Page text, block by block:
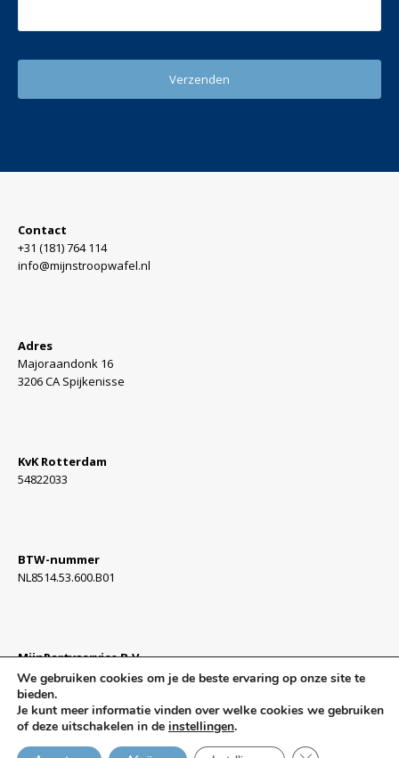
Contact
+31 (181) 764 114
info@mijnstroopwafel.nl
Adres
Majoraandonk 16
3206 CA Spijkenisse
KvK Rotterdam
54822033
BTW-nummer
NL8514.53.600.B01
MijnPartyservice B.V.
Algemene Voorwaarden »
© 2020 • Website door BoostMyBrand.nl
We gebruiken cookies om je de beste ervaring op onze site te
bieden.
Je kunt meer informatie vinden over welke cookies we gebruiken
of deze uitschakelen in de instellingen.